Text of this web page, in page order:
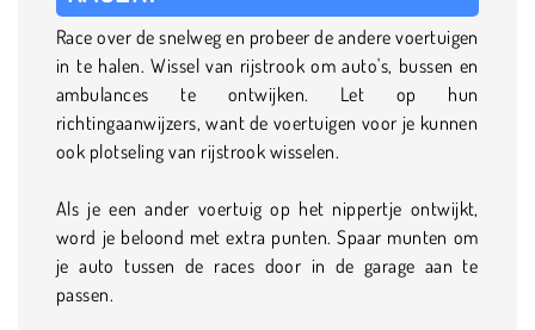
Race over de snelweg en probeer de andere voertuigen
in te halen. Wissel van rijstrook om auto's, bussen en
ambulances te ontwijken. Let op hun
richtingaanwijzers, want de voertuigen voor je kunnen
ook plotseling van rijstrook wisselen.
Als je een ander voertuig op het nippertje ontwijkt,
word je beloond met extra punten. Spaar munten om
je auto tussen de races door in de garage aan te
passen.